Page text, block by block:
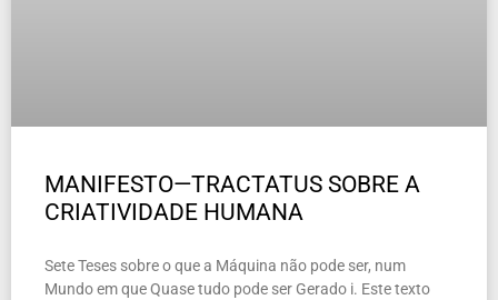
MANIFESTO—TRACTATUS SOBRE A
CRIATIVIDADE HUMANA
Sete Teses sobre o que a Máquina não pode ser, num
Mundo em que Quase tudo pode ser Gerado i. Este texto